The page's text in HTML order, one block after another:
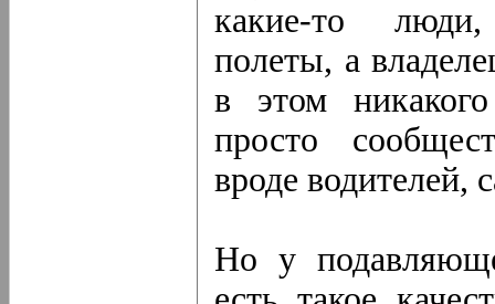
какие-то
полеты, а
в этом
просто
вроде водителей,
Но у